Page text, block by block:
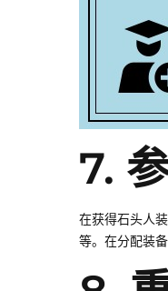
7.
在获得石头人
等。在分配装